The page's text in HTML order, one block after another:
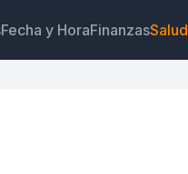
Fecha y HoraFinanzasSalud